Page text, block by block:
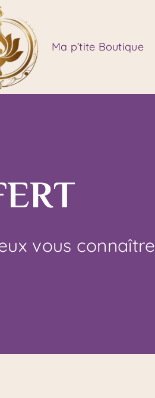
Ma p’tite Boutique
vous connaître